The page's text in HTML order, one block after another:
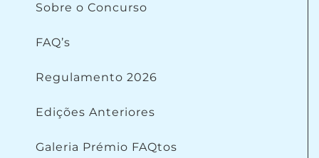
Sobre o Concurso
FAQ’s
Regulamento 2026
Edições Anteriores
Galeria Prémio FAQtos